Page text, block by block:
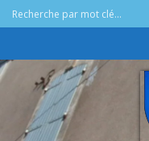
to
content